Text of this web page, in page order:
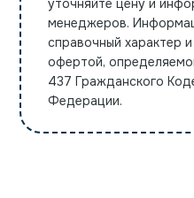
уточняйте цену и
менеджеров.
справочный характер
офертой,
437 Гражданского
Федерации.